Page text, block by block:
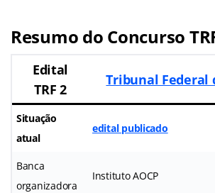
Resumo do Concurso
Edital
TRF 2
Tribunal Federal
Situação
atual
edital publicado
Banca
organizadora
Instituto AOCP